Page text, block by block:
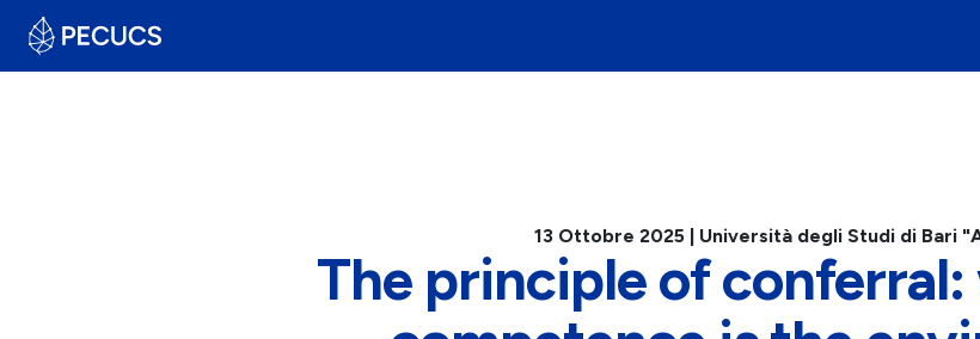
13 Ottobre 2025 | Università degli Studi di Bari
The principle of